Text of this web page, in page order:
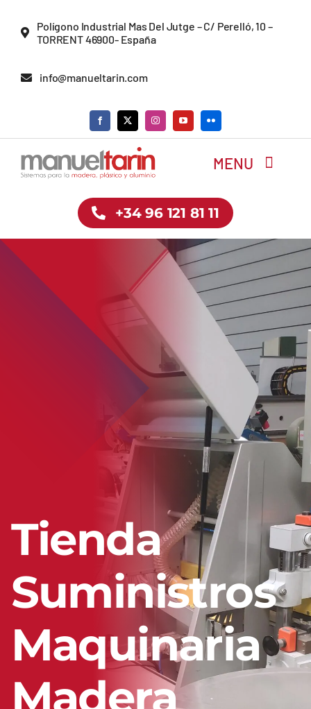
Polígono Industrial Mas Del Jutge – C/ Perelló, 10 –
TORRENT 46900- España
info@manueltarin.com
MENU
Empresa
Tienda
+34 96 121 81 11
Tienda
Suministros
Maquinaria
Madera